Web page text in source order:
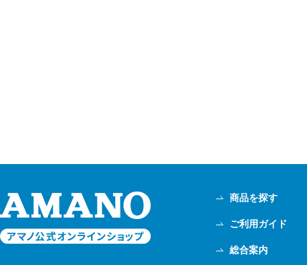
商品を探す
ご利用ガイド
総合案内